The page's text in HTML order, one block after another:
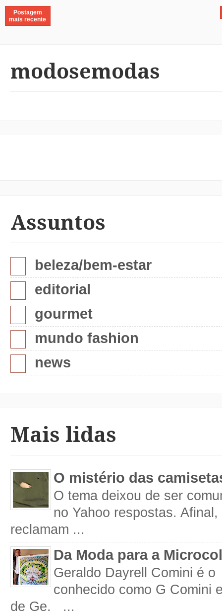
Postagem
mais recente
modosemodas
Assuntos
beleza/bem-estar
editorial
gourmet
mundo fashion
news
Mais lidas
O mistério das
O tema deixou de ser
no Yahoo respostas.
reclamam ...
Da Moda para a
Geraldo Dayrell Comini é
conhecido como G Comini
de Ge. ...